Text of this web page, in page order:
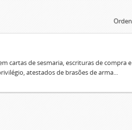
cartas de sesmaria, escrituras de compra
atestados de brasões de arma...